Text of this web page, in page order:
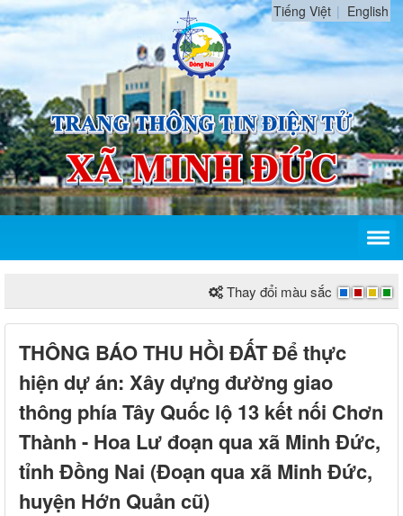
Tiếng Việt English
Thay đổi màu sắc
THÔNG BÁO THU HỒI ĐẤT Để thực
hiện dự án: Xây dựng đường giao
thông phía Tây Quốc lộ 13 kết nối Chơn
Thành - Hoa Lư đoạn qua xã Minh Đức,
tỉnh Đồng Nai (Đoạn qua xã Minh Đức,
huyện Hớn Quản cũ)